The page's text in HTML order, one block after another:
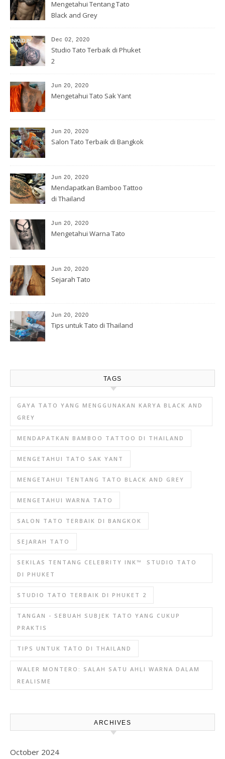
Mengetahui Tentang Tato
Black and Grey
Dec 02, 2020
Studio Tato Terbaik di Phuket
2
Jun 20, 2020
Mengetahui Tato Sak Yant
Jun 20, 2020
Salon Tato Terbaik di Bangkok
Jun 20, 2020
Mendapatkan Bamboo Tattoo
di Thailand
Jun 20, 2020
Mengetahui Warna Tato
Jun 20, 2020
Sejarah Tato
Jun 20, 2020
Tips untuk Tato di Thailand
TAGS
GAYA TATO YANG MENGGUNAKAN KARYA BLACK AND
GREY
MENDAPATKAN BAMBOO TATTOO DI THAILAND
MENGETAHUI TATO SAK YANT
MENGETAHUI TENTANG TATO BLACK AND GREY
MENGETAHUI WARNA TATO
SALON TATO TERBAIK DI BANGKOK
SEJARAH TATO
SEKILAS TENTANG CELEBRITY INK™ ️ STUDIO TATO
DI PHUKET
STUDIO TATO TERBAIK DI PHUKET 2
TANGAN - SEBUAH SUBJEK TATO YANG CUKUP
PRAKTIS
TIPS UNTUK TATO DI THAILAND
WALER MONTERO: SALAH SATU AHLI WARNA DALAM
REALISME
ARCHIVES
October 2024